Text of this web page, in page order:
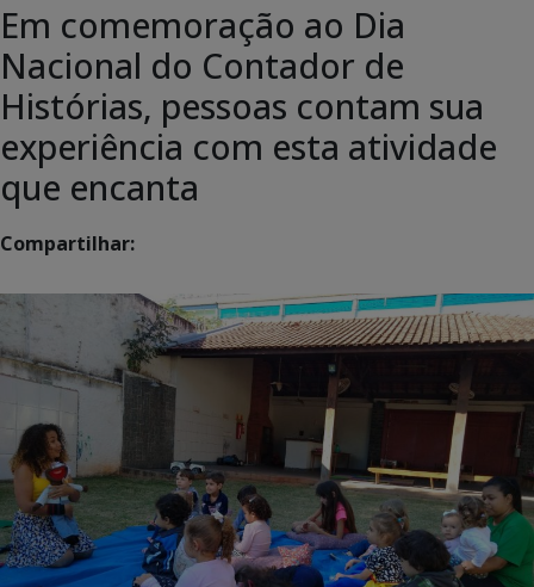
Em comemoração ao Dia
Nacional do Contador de
Histórias, pessoas contam sua
experiência com esta atividade
que encanta
Compartilhar: